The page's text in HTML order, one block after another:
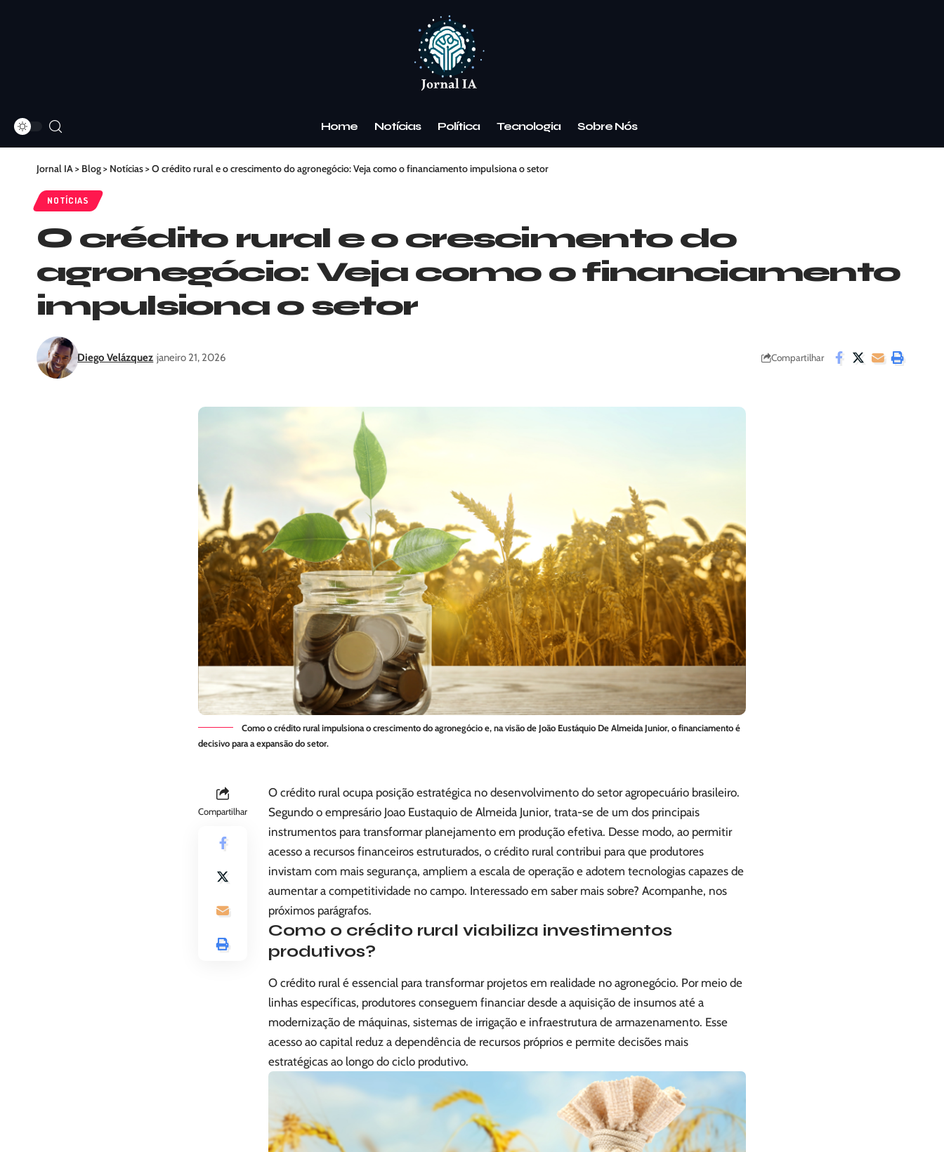
Home Notícias Política Tecnologia Sobre Nós
Jornal IA> Blog> Notícias>O crédito rural e o crescimento do agronegócio: Veja como o financiamento impulsiona o setor
NOTÍCIAS
O crédito rural e o crescimento do
agronegócio: Veja como o financiamento
impulsiona o setor
Diego Velázquez janeiro 21, 2026 Compartilhar
Como o crédito rural impulsiona o crescimento do agronegócio e, na visão de João Eustáquio De Almeida Junior, o financiamento é
decisivo para a expansão do setor.
Compartilhar
O crédito rural ocupa posição estratégica no desenvolvimento do setor agropecuário brasileiro.
Segundo o empresário Joao Eustaquio de Almeida Junior, trata-se de um dos principais
instrumentos para transformar planejamento em produção efetiva. Desse modo, ao permitir
acesso a recursos financeiros estruturados, o crédito rural contribui para que produtores
invistam com mais segurança, ampliem a escala de operação e adotem tecnologias capazes de
aumentar a competitividade no campo. Interessado em saber mais sobre? Acompanhe, nos
próximos parágrafos.
Como o crédito rural viabiliza investimentos
produtivos?
O crédito rural é essencial para transformar projetos em realidade no agronegócio. Por meio de
linhas específicas, produtores conseguem financiar desde a aquisição de insumos até a
modernização de máquinas, sistemas de irrigação e infraestrutura de armazenamento. Esse
acesso ao capital reduz a dependência de recursos próprios e permite decisões mais
estratégicas ao longo do ciclo produtivo.